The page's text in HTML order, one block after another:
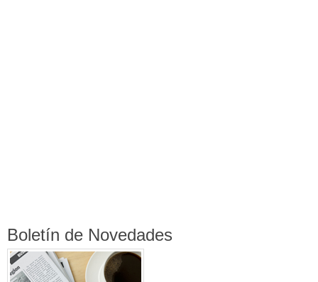
Boletín de Novedades